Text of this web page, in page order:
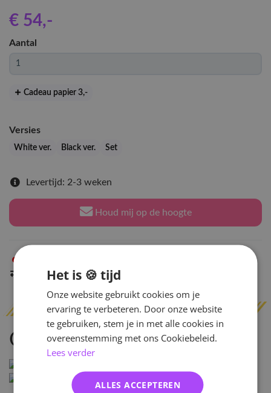
€ 54,-
Aantal
Cadeau papier 3,-
Versies
White ver. Black ver. Set
Levertijd: 2-3 weken
Houd mij op de hoogte
Indien op voorraadbinnen 2 werkdagen
Omschrijving
Het is 🍪 tijd
Onze website gebruikt cookies om je
ervaring te verbeteren. Door onze website
te gebruiken, stem je in met alle cookies in
overeenstemming met ons Cookiebeleid.
Lees verder
ALLES ACCEPTEREN